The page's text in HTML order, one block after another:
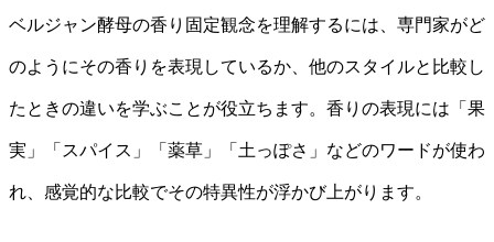
ベルジャン酵母の香り固定観念を理解するには、専門家がど
のようにその香りを表現しているか、他のスタイルと比較し
たときの違いを学ぶことが役立ちます。香りの表現には「果
実」「スパイス」「薬草」「土っぽさ」などのワードが使わ
れ、感覚的な比較でその特異性が浮かび上がります。